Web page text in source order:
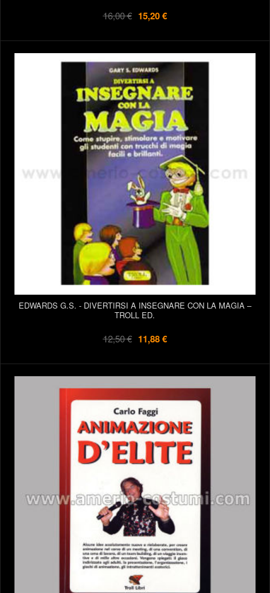
16,00 € 15,20 €
EDWARDS G.S. - DIVERTIRSI A INSEGNARE CON LA MAGIA –
TROLL ED.
12,50 € 11,88 €